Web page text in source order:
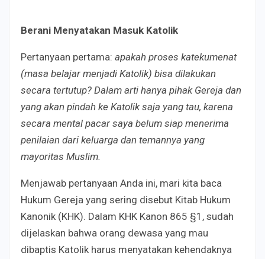
Berani Menyatakan Masuk Katolik
Pertanyaan pertama: apakah proses katekumenat
(masa belajar menjadi Katolik) bisa dilakukan
secara tertutup? Dalam arti hanya pihak Gereja dan
yang akan pindah ke Katolik saja yang tau, karena
secara mental pacar saya belum siap menerima
penilaian dari keluarga dan temannya yang
mayoritas Muslim.
Menjawab pertanyaan Anda ini, mari kita baca
Hukum Gereja yang sering disebut Kitab Hukum
Kanonik (KHK). Dalam KHK Kanon 865 §1, sudah
dijelaskan bahwa orang dewasa yang mau
dibaptis Katolik harus menyatakan kehendaknya